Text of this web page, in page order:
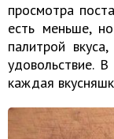
просмотра
есть меньше,
палитрой
удовольствие.
каждая